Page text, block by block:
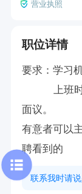
营业执照
职位详情
要求：学习
面议。
有意者可以
聘看到的
联系我时请